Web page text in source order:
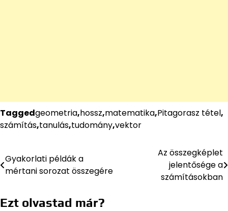
Taggedgeometria,hossz,matematika,Pitagorasz tétel,
számítás,tanulás,tudomány,vektor
Bejegyzés
navigáció
Gyakorlati példák a
mértani sorozat összegére
Az összegképlet
jelentősége a
számításokban
Ezt olvastad már?